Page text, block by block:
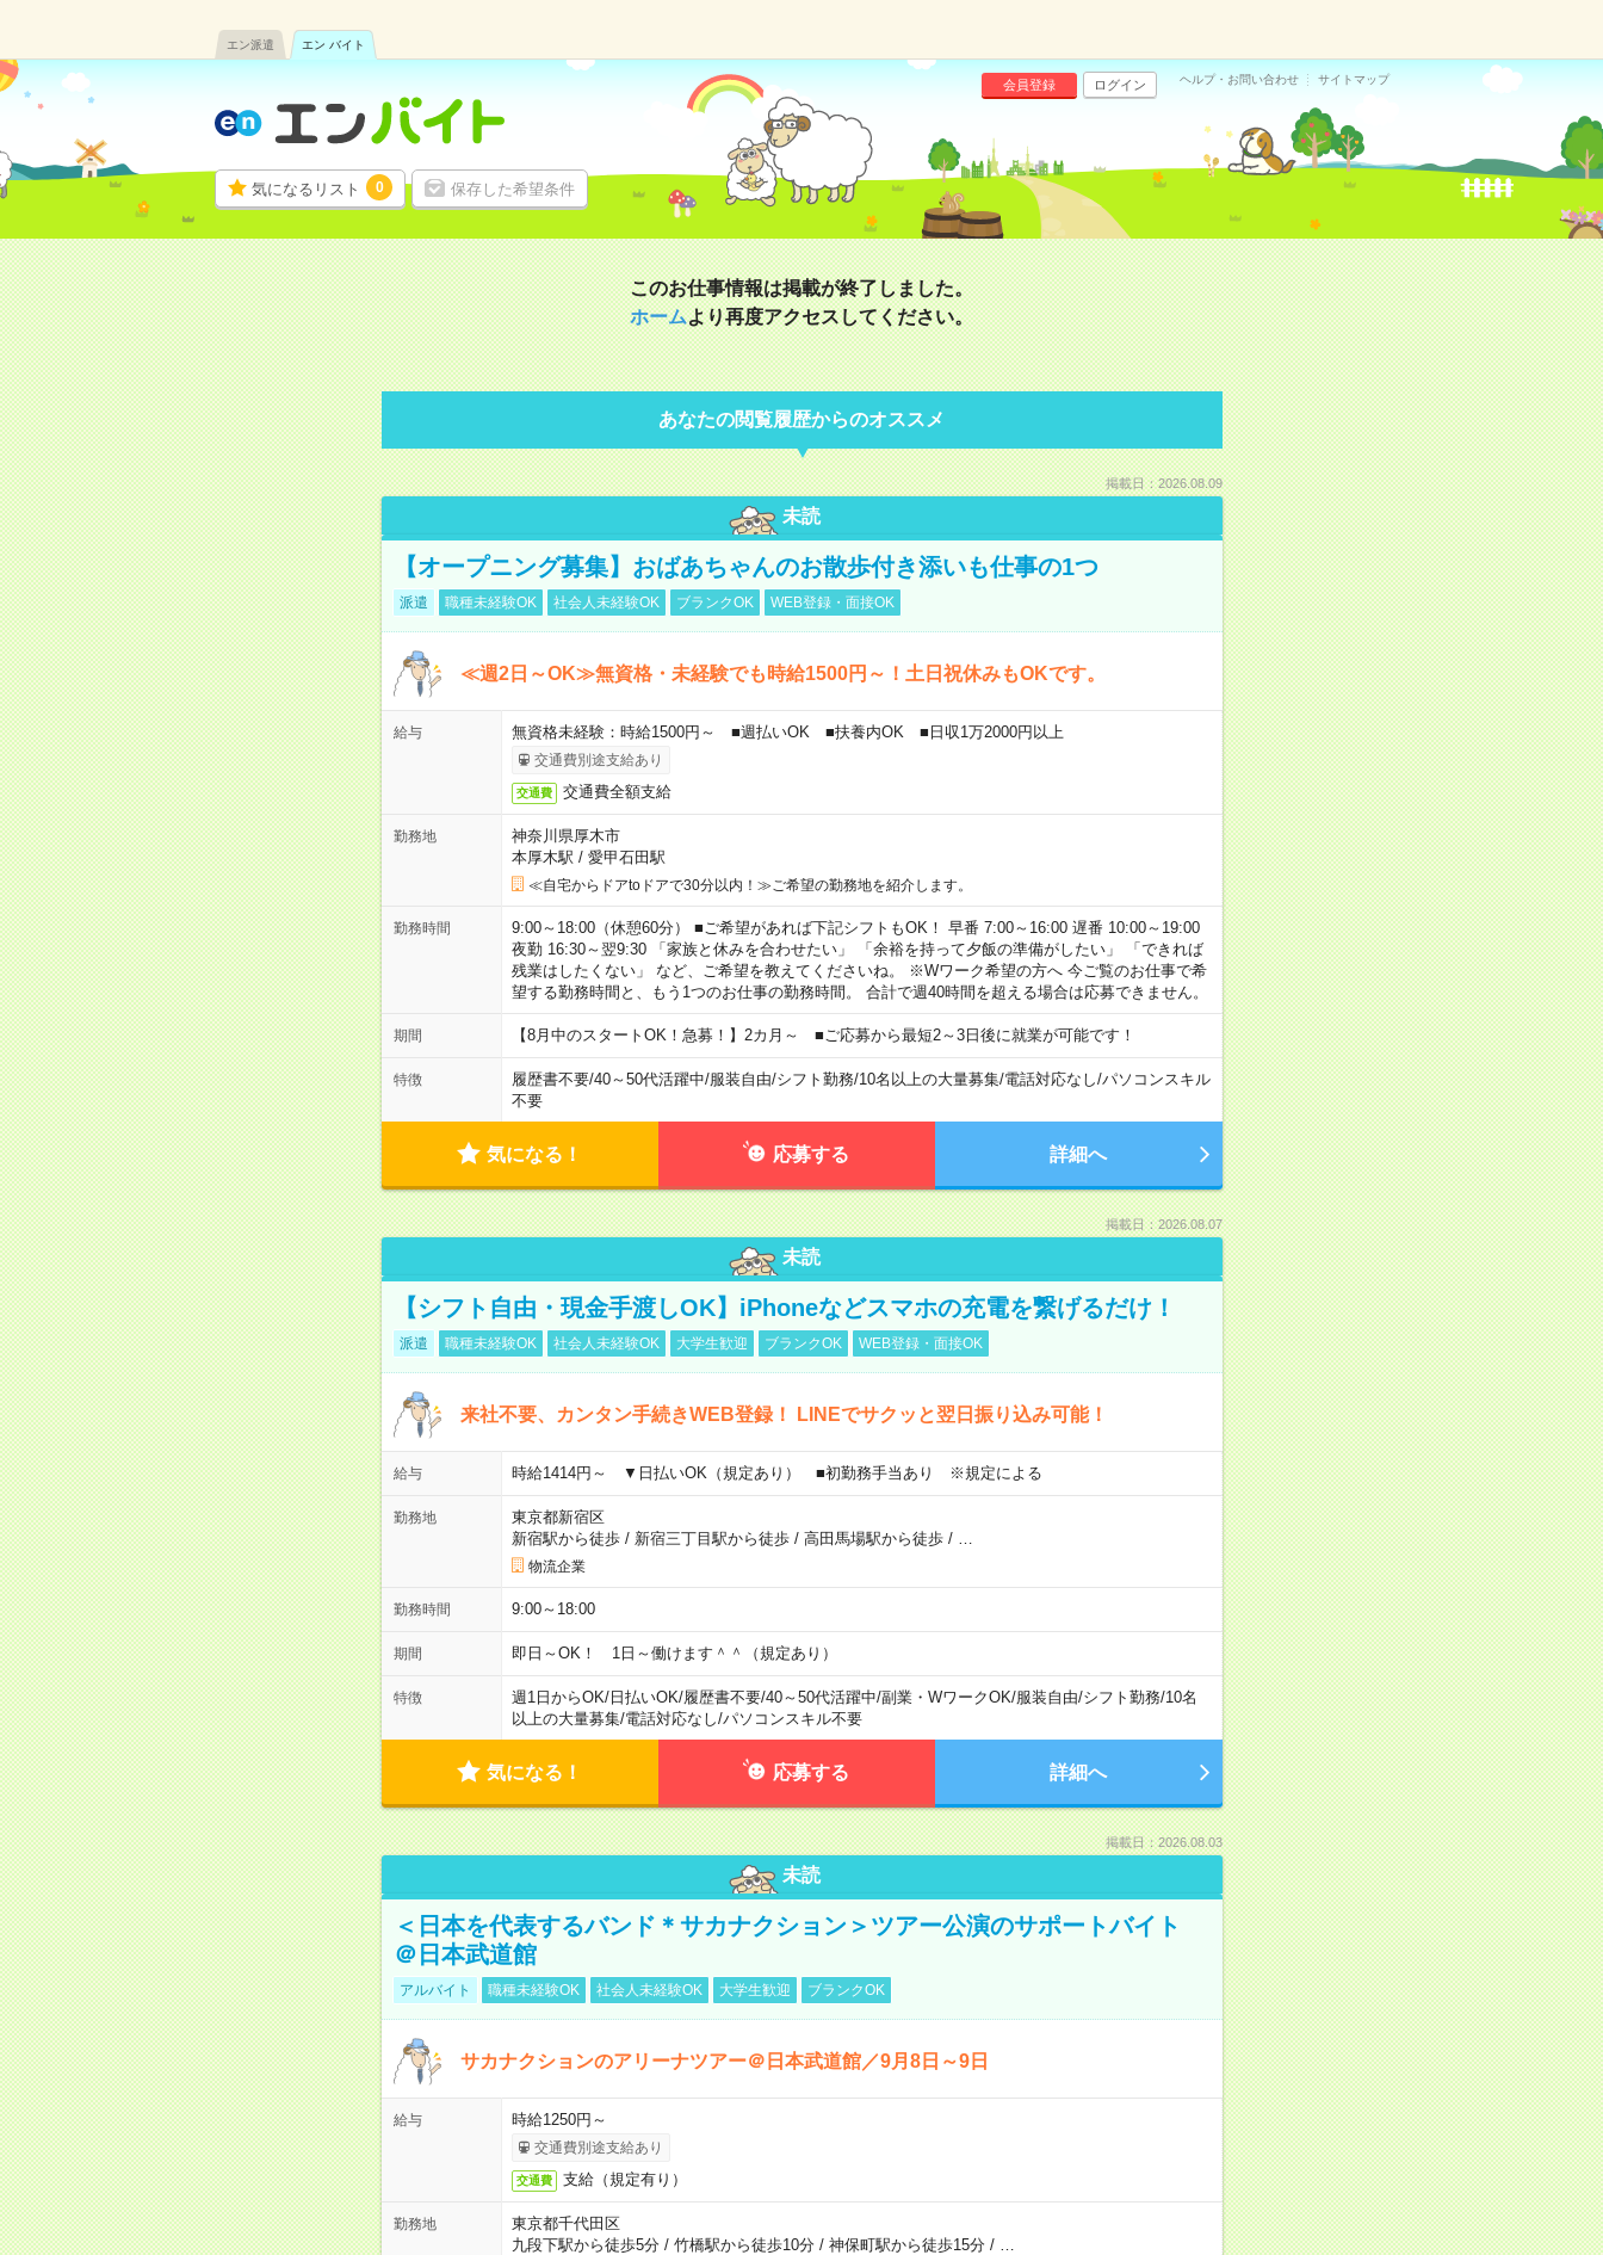
エン派遣 エン バイト
気になるリスト 0 保存した希望条件
会員登録 ログイン ヘルプ・お問い合わせ サイトマップ
このお仕事情報は掲載が終了しました。
ホームより再度アクセスしてください。
あなたの閲覧履歴からのオススメ
掲載日：2026.08.09
未読
【オープニング募集】おばあちゃんのお散歩付き添いも仕事の1つ
派遣 職種未経験OK 社会人未経験OK ブランクOK WEB登録・面接OK
≪週2日～OK≫無資格・未経験でも時給1500円～！土日祝休みもOKです。
給与 無資格未経験：時給1500円～ ■週払いOK ■扶養内OK ■日収1万2000円以上
交通費別途支給あり
交通費 交通費全額支給
勤務地
神奈川県厚木市
本厚木駅 / 愛甲石田駅
≪自宅からドアtoドアで30分以内！≫ご希望の勤務地を紹介します。
勤務時間
9:00～18:00（休憩60分） ■ご希望があれば下記シフトもOK！ 早番 7:00～16:00 遅番 10:00～19:00
夜勤 16:30～翌9:30 「家族と休みを合わせたい」 「余裕を持って夕飯の準備がしたい」 「できれば
残業はしたくない」 など、ご希望を教えてくださいね。 ※Wワーク希望の方へ 今ご覧のお仕事で希
望する勤務時間と、もう1つのお仕事の勤務時間。 合計で週40時間を超える場合は応募できません。
期間 【8月中のスタートOK！急募！】2カ月～ ■ご応募から最短2～3日後に就業が可能です！
特徴 履歴書不要/40～50代活躍中/服装自由/シフト勤務/10名以上の大量募集/電話対応なし/パソコンスキル
不要
気になる！ 応募する 詳細へ
掲載日：2026.08.07
未読
【シフト自由・現金手渡しOK】iPhoneなどスマホの充電を繋げるだけ！
派遣 職種未経験OK 社会人未経験OK 大学生歓迎 ブランクOK WEB登録・面接OK
来社不要、カンタン手続きWEB登録！ LINEでサクッと翌日振り込み可能！
給与 時給1414円～ ▼日払いOK（規定あり） ■初勤務手当あり ※規定による
勤務地
東京都新宿区
新宿駅から徒歩/ 新宿三丁目駅から徒歩/ 高田馬場駅から徒歩/ …
物流企業
勤務時間 9:00～18:00
期間 即日～OK！ 1日～働けます＾＾（規定あり）
特徴 週1日からOK/日払いOK/履歴書不要/40～50代活躍中/副業・WワークOK/服装自由/シフト勤務/10名
以上の大量募集/電話対応なし/パソコンスキル不要
気になる！ 応募する 詳細へ
掲載日：2026.08.03
未読
＜日本を代表するバンド＊サカナクション＞ツアー公演のサポートバイト
＠日本武道館
アルバイト 職種未経験OK 社会人未経験OK 大学生歓迎 ブランクOK
サカナクションのアリーナツアー＠日本武道館／9月8日～9日
給与 時給1250円～
交通費別途支給あり
交通費 支給（規定有り）
勤務地
東京都千代田区
九段下駅から徒歩5分/ 竹橋駅から徒歩10分/ 神保町駅から徒歩15分/ …